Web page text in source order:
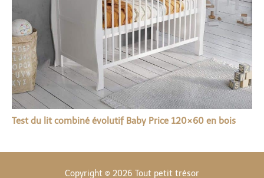
Test du lit combiné évolutif Baby Price 120×60 en bois
Copyright © 2026 Tout petit trésor